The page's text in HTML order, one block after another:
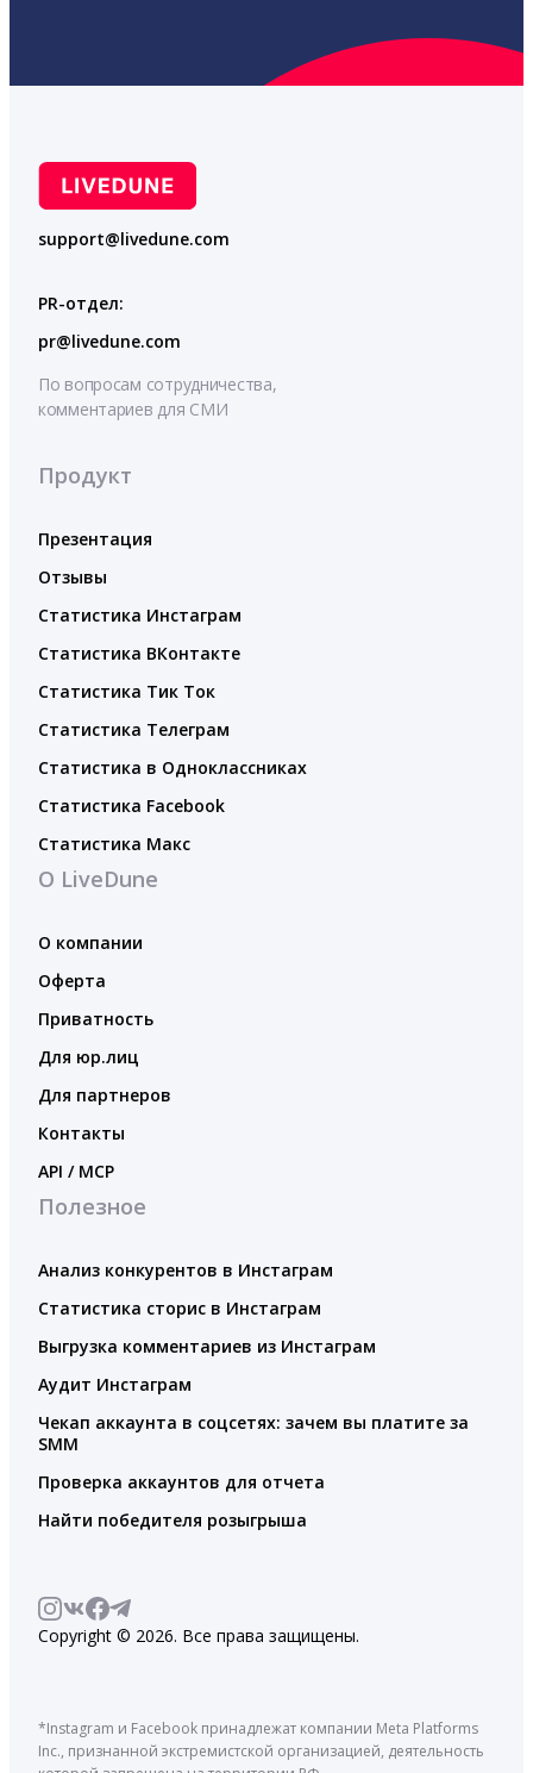
support@livedune.com
PR-отдел:
pr@livedune.com
По вопросам сотрудничества,
комментариев для СМИ
Продукт
Презентация
Отзывы
Статистика Инстаграм
Статистика ВКонтакте
Статистика Тик Ток
Статистика Телеграм
Статистика в Одноклассниках
Статистика Facebook
Статистика Макс
О LiveDune
О компании
Оферта
Приватность
Для юр.лиц
Для партнеров
Контакты
API / MCP
Полезное
Анализ конкурентов в Инстаграм
Статистика сторис в Инстаграм
Выгрузка комментариев из Инстаграм
Аудит Инстаграм
Чекап аккаунта в соцсетях: зачем вы платите за
SMM
Проверка аккаунтов для отчета
Найти победителя розыгрыша
Copyright © 2026. Все права защищены.
*Instagram и Facebook принадлежат компании Meta Platforms
Inc., признанной экстремистской организацией, деятельность